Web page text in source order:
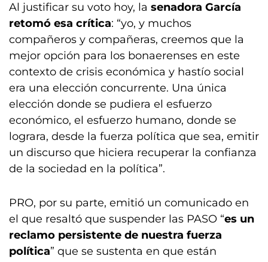
Al justificar su voto hoy, la senadora García
retomó esa crítica: “yo, y muchos
compañeros y compañeras, creemos que la
mejor opción para los bonaerenses en este
contexto de crisis económica y hastío social
era una elección concurrente. Una única
elección donde se pudiera el esfuerzo
económico, el esfuerzo humano, donde se
lograra, desde la fuerza política que sea, emitir
un discurso que hiciera recuperar la confianza
de la sociedad en la política”.
PRO, por su parte, emitió un comunicado en
el que resaltó que suspender las PASO “es un
reclamo persistente de nuestra fuerza
política” que se sustenta en que están